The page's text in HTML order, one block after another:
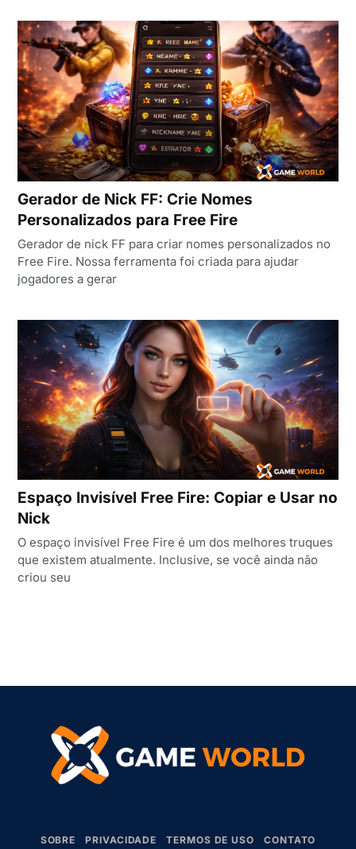
Gerador de Nick FF: Crie Nomes
Personalizados para Free Fire
Gerador de nick FF para criar nomes personalizados no
Free Fire. Nossa ferramenta foi criada para ajudar
jogadores a gerar
Espaço Invisível Free Fire: Copiar e Usar no
Nick
O espaço invisível Free Fire é um dos melhores truques
que existem atualmente. Inclusive, se você ainda não
criou seu
SOBRE PRIVACIDADE TERMOS DE USO CONTATO